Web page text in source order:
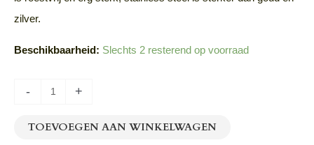
zilver.
Beschikbaarheid: Slechts 2 resterend op voorraad
- +
TOEVOEGEN AAN WINKELWAGEN